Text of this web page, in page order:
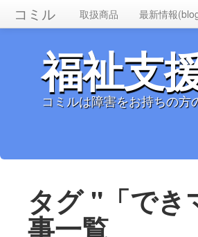
コミル 取扱商品 最新情報
福祉支
コミルは障害をお持ちの
タグ "「でき
事一覧